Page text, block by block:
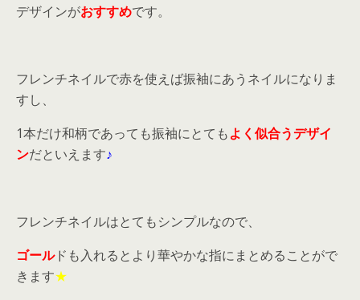
デザインがおすすめです。
フレンチネイルで赤を使えば振袖にあうネイルになりま
すし、
1本だけ和柄であっても振袖にとてもよく似合うデザイ
ンだといえます♪
フレンチネイルはとてもシンプルなので、
ゴールドも入れるとより華やかな指にまとめることがで
きます★